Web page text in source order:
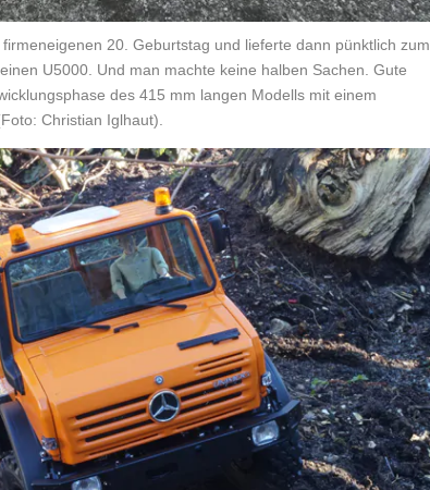
20. Geburtstag und lieferte dann pünktlich zum
U5000. Und man machte keine halben Sachen. Gute
des 415 mm langen Modells mit einem
Christian Iglhaut).